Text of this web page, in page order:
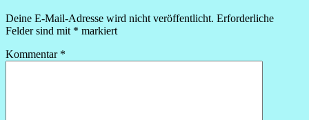
Deine E-Mail-Adresse wird nicht veröffentlicht. Erforderliche
Felder sind mit * markiert
Kommentar *